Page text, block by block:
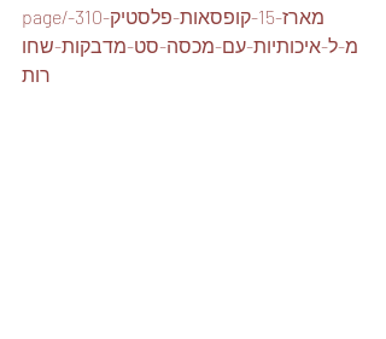
page/מארז-15-קופסאות-פלסטיק-310-
מ-ל-איכותיות-עם-מכסה-סט-מדבקות-שחו
רות